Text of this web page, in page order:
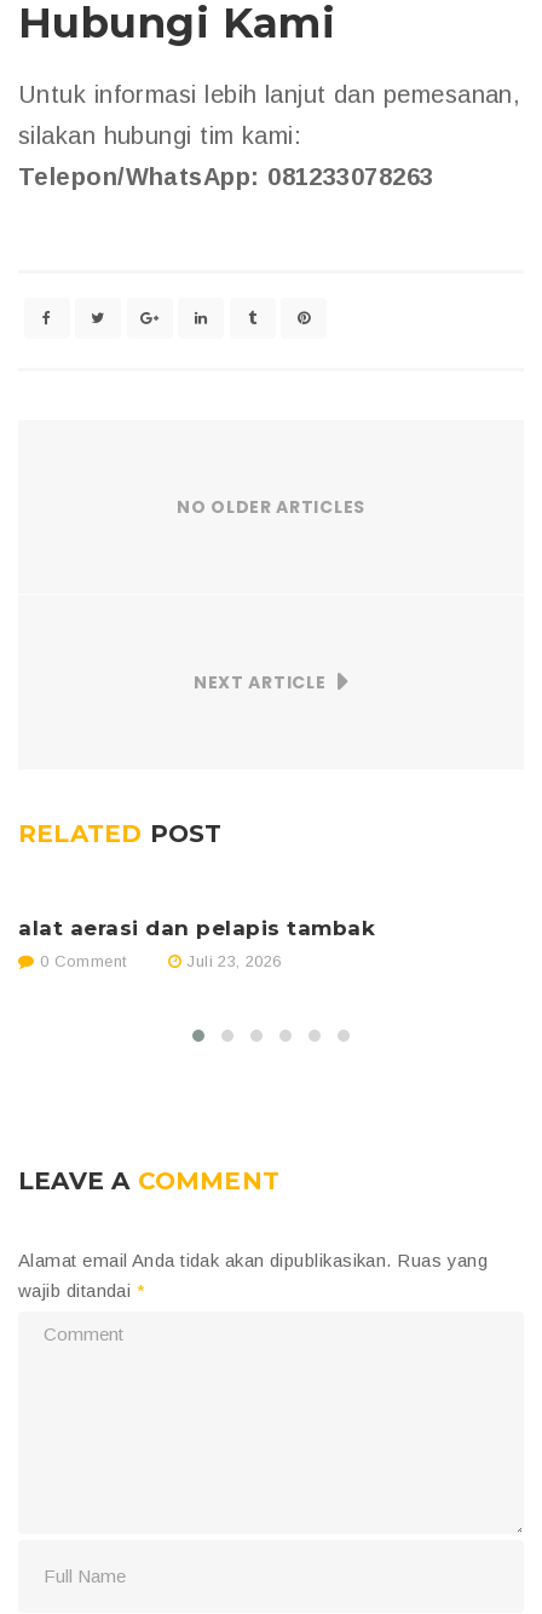
Hubungi Kami
Untuk informasi lebih lanjut dan pemesanan,
silakan hubungi tim kami:
Telepon/WhatsApp: 081233078263
NO OLDER ARTICLES
NEXT ARTICLE
RELATED POST
alat aerasi dan pelapis tambak
0 Comment Juli 23, 2026
LEAVE A COMMENT
Alamat email Anda tidak akan dipublikasikan. Ruas yang
wajib ditandai *